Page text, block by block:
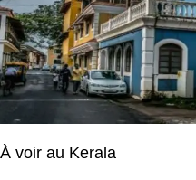
À voir au Kerala